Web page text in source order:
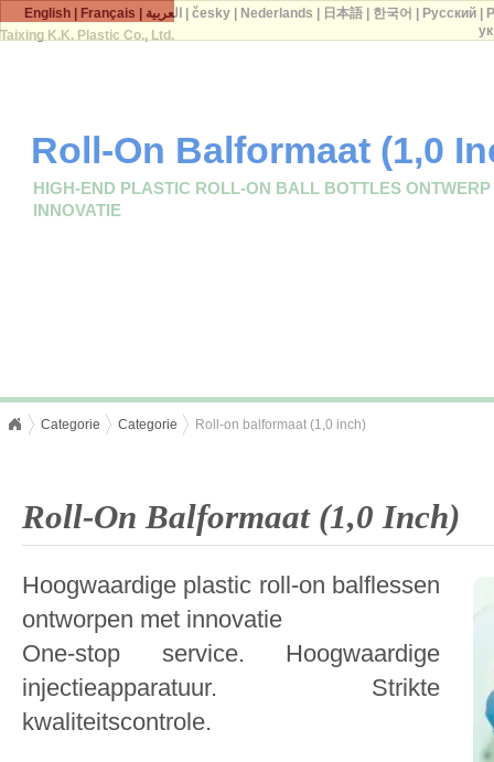
Taixing K.K. Plastic Co., Ltd.
Roll-On Balformaat (1,0
HIGH-END PLASTIC ROLL-ON BALL BOTTLES ONTWERP
INNOVATIE
Categorie Categorie Roll-on balformaat (1,0 inch)
Roll-On Balformaat (1,0 Inch)
Hoogwaardige plastic roll-on balflessen
ontworpen met innovatie
One-stop service. Hoogwaardige
injectieapparatuur. Strikte
kwaliteitscontrole.
English Français العربية |česky Nederlands 日本語 한국어 Русский